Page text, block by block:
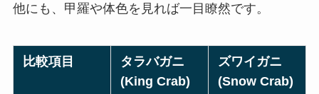
他にも、甲羅や体色を見れば一目瞭然です。
比較項目
タラバガニ
(King Crab)
ズワイガニ
(Snow Crab)